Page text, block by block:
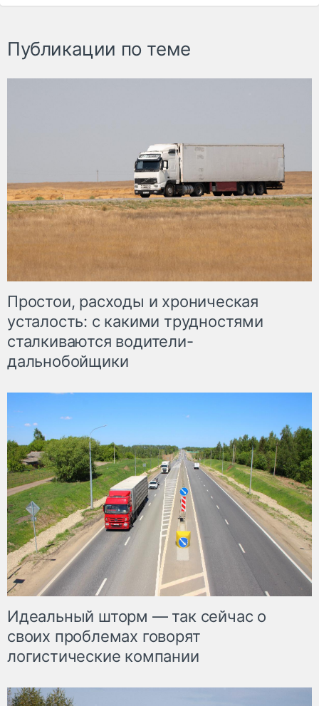
Публикации по теме
Простои, расходы и хроническая
усталость: с какими трудностями
сталкиваются водители-
дальнобойщики
Идеальный шторм — так сейчас о
своих проблемах говорят
логистические компании